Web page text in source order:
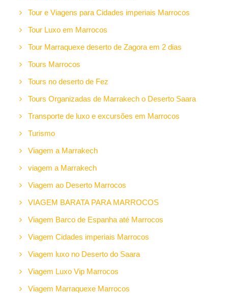
Tour e Viagens para Cidades imperiais Marrocos
Tour Luxo em Marrocos
Tour Marraquexe deserto de Zagora em 2 dias
Tours Marrocos
Tours no deserto de Fez
Tours Organizadas de Marrakech o Deserto Saara
Transporte de luxo e excursões em Marrocos
Turismo
Viagem a Marrakech
viagem a Marrakech
Viagem ao Deserto Marrocos
VIAGEM BARATA PARA MARROCOS
Viagem Barco de Espanha até Marrocos
Viagem Cidades imperiais Marrocos
Viagem luxo no Deserto do Saara
Viagem Luxo Vip Marrocos
Viagem Marraquexe Marrocos